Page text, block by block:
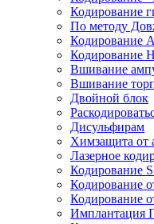
Кодирование
По методу
Кодирование
Кодирование
Вшивание
Вшивание
Двойной блок
Дисульфирам
Химзащита от
Лазерное
Кодирование
Кодирование
Кодирование
Имплантация